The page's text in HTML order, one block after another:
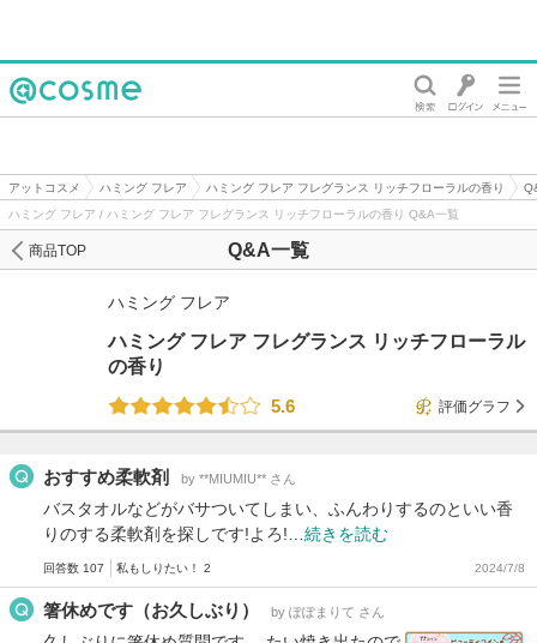
アットコスメ ハミング フレア ハミング フレア フレグランス リッチフローラルの香り
ハミング フレア / ハミング フレア フレグランス リッチフローラルの香り Q&A一覧
Q&A一覧
商品TOP
ハミング フレア
ハミング フレア フレグランス リッチフローラル
の香り
5.6
評価グラフ
おすすめ柔軟剤 by **MIUMIU** さん
バスタオルなどがバサついてしまい、ふんわりするのといい香
りのする柔軟剤を探しです!よろ!… 続きを読む
回答数 107 私もしりたい！ 2 2024/7/8
箸休めです（お久しぶり） by ぽぽまりて さん